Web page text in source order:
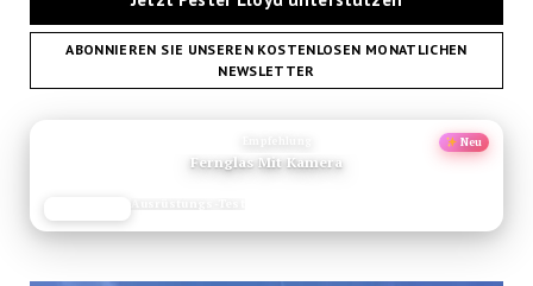
ABONNIEREN SIE UNSEREN KOSTENLOSEN MONATLICHEN
NEWSLETTER
Neu
Fernglas Mit Kamera